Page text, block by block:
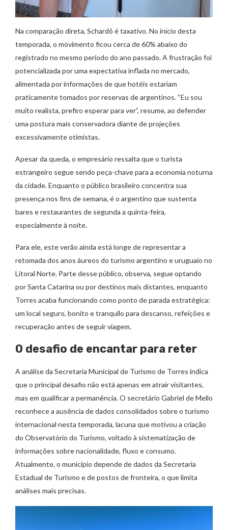
Na comparação direta, Schardô é taxativo. No início desta
temporada, o movimento ficou cerca de 60% abaixo do
registrado no mesmo período do ano passado. A frustração foi
potencializada por uma expectativa inflada no mercado,
alimentada por informações de que hotéis estariam
praticamente tomados por reservas de argentinos. “Eu sou
muito realista, prefiro esperar para ver”, resume, ao defender
uma postura mais conservadora diante de projeções
excessivamente otimistas.
Apesar da queda, o empresário ressalta que o turista
estrangeiro segue sendo peça-chave para a economia noturna
da cidade. Enquanto o público brasileiro concentra sua
presença nos fins de semana, é o argentino que sustenta
bares e restaurantes de segunda a quinta-feira,
especialmente à noite.
Para ele, este verão ainda está longe de representar a
retomada dos anos áureos do turismo argentino e uruguaio no
Litoral Norte. Parte desse público, observa, segue optando
por Santa Catarina ou por destinos mais distantes, enquanto
Torres acaba funcionando como ponto de parada estratégica:
um local seguro, bonito e tranquilo para descanso, refeições e
recuperação antes de seguir viagem.
O desafio de encantar para reter
A análise da Secretaria Municipal de Turismo de Torres indica
que o principal desafio não está apenas em atrair visitantes,
mas em qualificar a permanência. O secretário Gabriel de Mello
reconhece a ausência de dados consolidados sobre o turismo
internacional nesta temporada, lacuna que motivou a criação
do Observatório do Turismo, voltado à sistematização de
informações sobre nacionalidade, fluxo e consumo.
Atualmente, o município depende de dados da Secretaria
Estadual de Turismo e de postos de fronteira, o que limita
análises mais precisas.